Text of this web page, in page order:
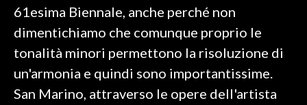
SARDEGNA TURISMO
SARDI NEL MONDO
NOTIZIE
EVENTI
61esima Biennale, anche perché non
dimentichiamo che comunque proprio le
tonalità minori permettono la risoluzione di
un'armonia e quindi sono importantissime.
San Marino, attraverso le opere dell'artista